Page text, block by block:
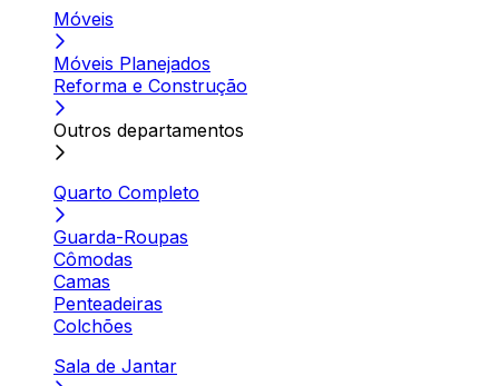
Móveis
Móveis Planejados
Reforma e Construção
Outros departamentos
Quarto Completo
Guarda-Roupas
Cômodas
Camas
Penteadeiras
Colchões
Sala de Jantar